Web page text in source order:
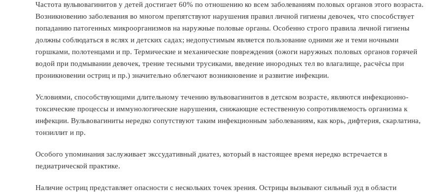
Частота вульвовагинитов у детей достигает 60% по отношению ко всем заболеваниям половых органов этого возраста.
Возникновению заболевания во многом препятствуют нарушения правил личной гигиены девочек, что способствует
попаданию патогенных микроорганизмов на наружные половые органы. Особенно строго правила личной гигиены
должны соблюдаться в яслях и детских садах; недопустимым является пользование одними же и теми ночными
горшками, полотенцами и пр. Термические и механические повреждения (ожоги наружных половых органов горячей
водой при подмывании девочек, трение тесными трусиками, введение инородных тел во влагалище, расчёсы при
проникновении остриц и пр.) значительно облегчают возникновение и развитие инфекции.
Условиями, способствующими длительному течению вульвовагинитов в детском возрасте, являются инфекционно-
токсические процессы и иммунологические нарушения, снижающие естественную сопротивляемость организма к
инфекции. Вульвовагиниты нередко сопутствуют таким инфекционным заболеваниям, как корь, дифтерия, скарлатина,
тонзиллит и пр.
Особого упоминания заслуживает экссудативный диатез, который в настоящее время нередко встречается в
педиатрической практике.
Наличие остриц представляет опасности с нескольких точек зрения. Острицы вызывают сильный зуд в области